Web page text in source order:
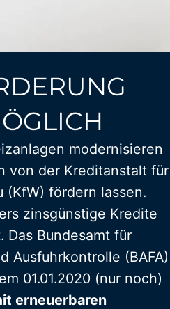
modernisieren
von der Kreditanstalt für
(KfW) fördern lassen.
zinsgünstige Kredite
Das Bundesamt für
Ausfuhrkontrolle (BAFA)
01.01.2020 (nur noch)
erneuerbaren